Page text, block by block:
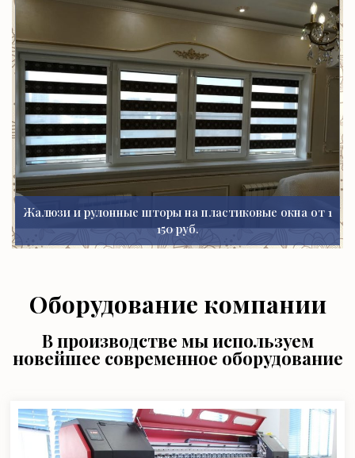
Жалюзи и рулонные шторы на пластиковые окна от 1
150 руб.
Оборудование компании
В производстве мы используем
новейшее современное оборудование